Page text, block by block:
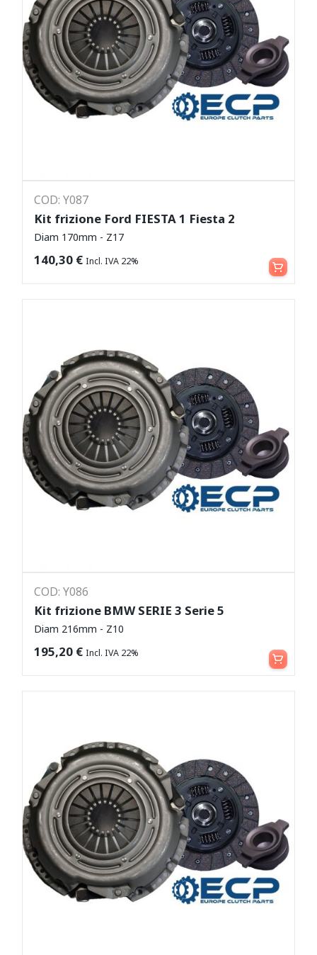
COD: Y087
Kit frizione Ford FIESTA 1 Fiesta 2
Diam 170mm - Z17
140,30 € Incl. IVA 22% Aggiungi al carrello
COD: Y086
Kit frizione BMW SERIE 3 Serie 5
Diam 216mm - Z10
195,20 € Incl. IVA 22% Aggiungi al carrello